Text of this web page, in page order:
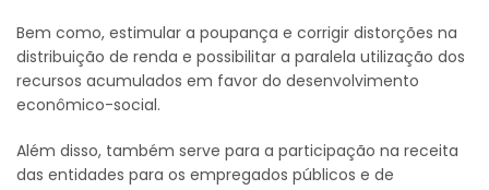
Bem como, estimular a poupança e corrigir distorções na
distribuição de renda e possibilitar a paralela utilização dos
recursos acumulados em favor do desenvolvimento
econômico-social.
Além disso, também serve para a participação na receita
das entidades para os empregados públicos e de